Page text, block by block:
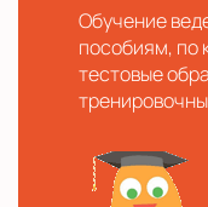
Обучение
пособиям, по
тестовые